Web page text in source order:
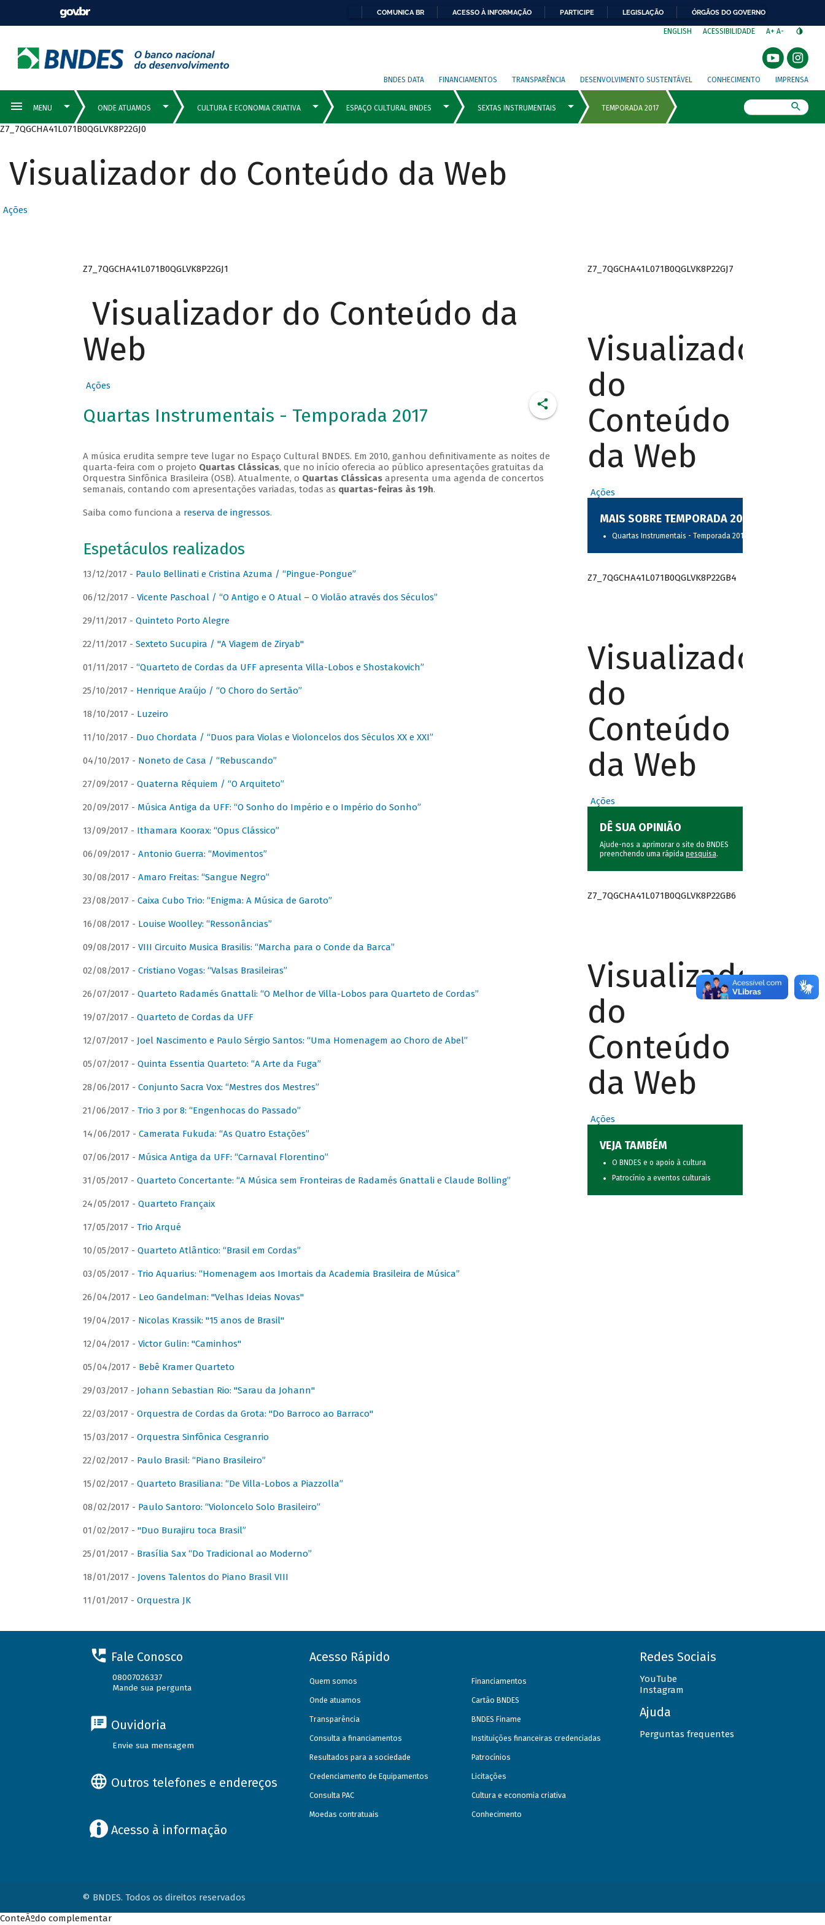
COMUNICA BR ACESSO À INFORMAÇÃO PARTICIPE LEGISLAÇÃO ÓRGÃOS DO GOVERNO
ENGLISH ACESSIBILIDADE A+ A-
BNDES DATA FINANCIAMENTOS TRANSPARÊNCIA DESENVOLVIMENTO SUSTENTÁVEL CONHECIMENTO IMPRENSA
Z7_7QGCHA41L071B0QGLVK8P22GJ0
Visualizador do Conteúdo da Web
Ações
Z7_7QGCHA41L071B0QGLVK8P22GJ1
Visualizador do Conteúdo da
Web
Ações
Quartas Instrumentais - Temporada 2017
A música erudita sempre teve lugar no Espaço Cultural BNDES. Em 2010, ganhou definitivamente as noites de
quarta-feira com o projeto Quartas Clássicas, que no início oferecia ao público apresentações gratuitas da
Orquestra Sinfônica Brasileira (OSB). Atualmente, o Quartas Clássicasapresenta uma agenda de concertos
semanais, contando com apresentações variadas, todas as quartas-feiras às 19h.
Saiba como funciona a reserva de ingressos.
Espetáculos realizados
13/12/2017 - Paulo Bellinati e Cristina Azuma / “Pingue-Pongue”
06/12/2017 - Vicente Paschoal / “O Antigo e O Atual – O Violão através dos Séculos”
29/11/2017 - Quinteto Porto Alegre
22/11/2017 - Sexteto Sucupira / "A Viagem de Ziryab"
01/11/2017 - “Quarteto de Cordas da UFF apresenta Villa-Lobos e Shostakovich”
25/10/2017 - Henrique Araújo / “O Choro do Sertão”
18/10/2017 - Luzeiro
11/10/2017 - Duo Chordata / “Duos para Violas e Violoncelos dos Séculos XX e XXI”
04/10/2017 - Noneto de Casa / “Rebuscando”
27/09/2017 - Quaterna Réquiem / “O Arquiteto”
20/09/2017 - Música Antiga da UFF: “O Sonho do Império e o Império do Sonho”
13/09/2017 - Ithamara Koorax: “Opus Clássico”
06/09/2017 - Antonio Guerra: “Movimentos”
30/08/2017 - Amaro Freitas: “Sangue Negro”
23/08/2017 - Caixa Cubo Trio: “Enigma: A Música de Garoto”
16/08/2017 - Louise Woolley: “Ressonâncias”
09/08/2017 - VIII Circuito Musica Brasilis: “Marcha para o Conde da Barca”
02/08/2017 - Cristiano Vogas: “Valsas Brasileiras”
26/07/2017 - Quarteto Radamés Gnattali: “O Melhor de Villa-Lobos para Quarteto de Cordas”
19/07/2017 - Quarteto de Cordas da UFF
12/07/2017 - Joel Nascimento e Paulo Sérgio Santos: “Uma Homenagem ao Choro de Abel”
05/07/2017 - Quinta Essentia Quarteto: “A Arte da Fuga”
28/06/2017 - Conjunto Sacra Vox: “Mestres dos Mestres”
21/06/2017 - Trio 3 por 8: “Engenhocas do Passado”
14/06/2017 - Camerata Fukuda: “As Quatro Estações”
07/06/2017 - Música Antiga da UFF: “Carnaval Florentino”
31/05/2017 - Quarteto Concertante: “A Música sem Fronteiras de Radamés Gnattali e Claude Bolling”
24/05/2017 - Quarteto Françaix
17/05/2017 - Trio Arqué
10/05/2017 - Quarteto Atlântico: “Brasil em Cordas”
03/05/2017 - Trio Aquarius: “Homenagem aos Imortais da Academia Brasileira de Música”
26/04/2017 - Leo Gandelman: "Velhas Ideias Novas"
19/04/2017 - Nicolas Krassik: "15 anos de Brasil"
12/04/2017 - Victor Gulin: "Caminhos"
05/04/2017 - Bebê Kramer Quarteto
29/03/2017 - Johann Sebastian Rio: "Sarau da Johann"
22/03/2017 - Orquestra de Cordas da Grota: "Do Barroco ao Barraco"
15/03/2017 - Orquestra Sinfônica Cesgranrio
22/02/2017 - Paulo Brasil: “Piano Brasileiro”
15/02/2017 - Quarteto Brasiliana: “De Villa-Lobos a Piazzolla”
08/02/2017 - Paulo Santoro: “Violoncelo Solo Brasileiro”
01/02/2017 - "Duo Burajiru toca Brasil”
25/01/2017 - Brasília Sax “Do Tradicional ao Moderno”
18/01/2017 - Jovens Talentos do Piano Brasil VIII
11/01/2017 - Orquestra JK
Z7_7QGCHA41L071B0QGLVK8P22GJ7
Visualizador
do
Conteúdo
da Web
Ações
MAIS SOBRE TEMPORADA 2017
Quartas Instrumentais - Temporada 2017
Z7_7QGCHA41L071B0QGLVK8P22GB4
Visualizador
do
Conteúdo
da Web
Ações
DÊ SUA OPINIÃO
Ajude-nos a aprimorar o site do BNDES
preenchendo uma rápida pesquisa.
Z7_7QGCHA41L071B0QGLVK8P22GB6
Visualizador
do
Conteúdo
da Web
Ações
VEJA TAMBÉM
O BNDES e o apoio à cultura
Patrocínio a eventos culturais
Fale Conosco
08007026337
Mande sua pergunta
Ouvidoria
Envie sua mensagem
Outros telefones e endereços
Acesso à informação
Acesso Rápido
Quem somos
Onde atuamos
Transparência
Consulta a financiamentos
Resultados para a sociedade
Credenciamento de Equipamentos
Consulta PAC
Moedas contratuais
Financiamentos
Cartão BNDES
BNDES Finame
Instituições financeiras credenciadas
Patrocínios
Licitações
Cultura e economia criativa
Conhecimento
Redes Sociais
YouTube
Instagram
Ajuda
Perguntas frequentes
© BNDES. Todos os direitos reservados
ConteÃºdo complementar